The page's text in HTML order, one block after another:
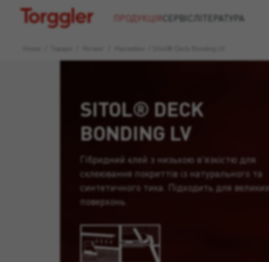
Torggler ПРОДУКЦІЯ СЕРВІС ЛІТЕРАТУРА
SITOL® DECK
BONDING LV
Гібридний клей з низькою в'язкістю для
склеювання покриттів із натурального та
синтетичного тика. Підходить для великих
поверхонь.